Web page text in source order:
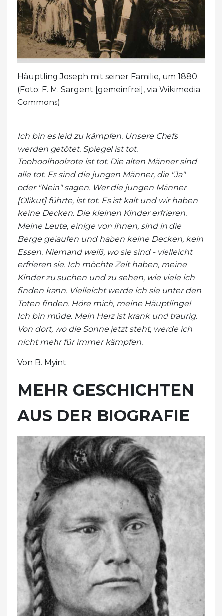
Häuptling Joseph mit seiner Familie, um 1880.
(Foto: F. M. Sargent [gemeinfrei], via Wikimedia
Commons)
Ich bin es leid zu kämpfen. Unsere Chefs
werden getötet. Spiegel ist tot.
Toohoolhoolzote ist tot. Die alten Männer sind
alle tot. Es sind die jungen Männer, die "Ja"
oder "Nein" sagen. Wer die jungen Männer
[Olikut] führte, ist tot. Es ist kalt und wir haben
keine Decken. Die kleinen Kinder erfrieren.
Meine Leute, einige von ihnen, sind in die
Berge gelaufen und haben keine Decken, kein
Essen. Niemand weiß, wo sie sind - vielleicht
erfrieren sie. Ich möchte Zeit haben, meine
Kinder zu suchen und zu sehen, wie viele ich
finden kann. Vielleicht werde ich sie unter den
Toten finden. Höre mich, meine Häuptlinge!
Ich bin müde. Mein Herz ist krank und traurig.
Von dort, wo die Sonne jetzt steht, werde ich
nicht mehr für immer kämpfen.
Von B. Myint
MEHR GESCHICHTEN
AUS DER BIOGRAFIE